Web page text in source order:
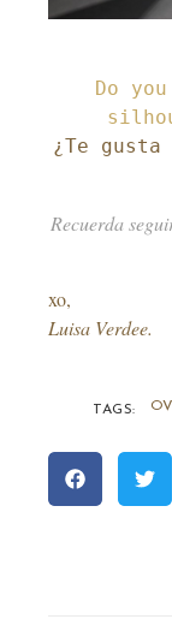
Do
¿Te
Recuerda
xo,
Luisa Verdee.
TAGS: